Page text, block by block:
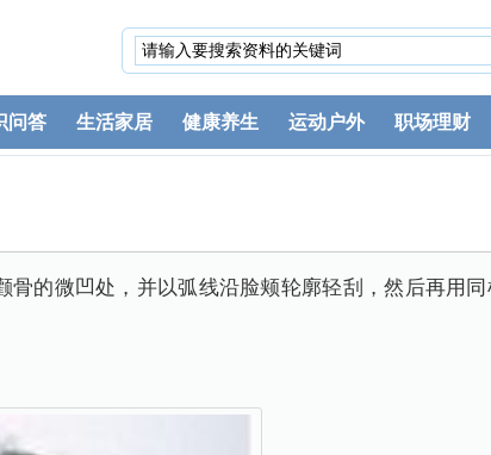
问答 生活家居 健康养生 运动户外 职场理财
骨的微凹处，并以弧线沿脸颊轮廓轻刮，然后再用